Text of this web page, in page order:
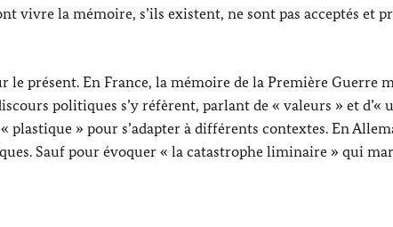
vivre la mémoire, s’ils existent, ne sont pas acceptés et
le présent. En France, la mémoire de la Première Guerre
politiques s’y réfèrent, parlant de « valeurs » et d’«
» pour s’adapter à différents contextes. En
Sauf pour évoquer « la catastrophe liminaire » qui